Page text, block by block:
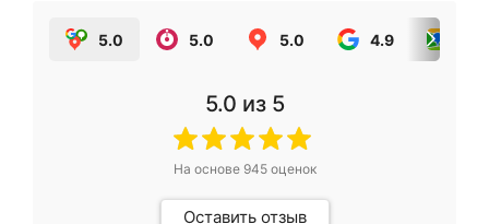
5.0 5.0 5.0 4.9
5.0 из 5
На основе 945оценок
Оставить отзыв